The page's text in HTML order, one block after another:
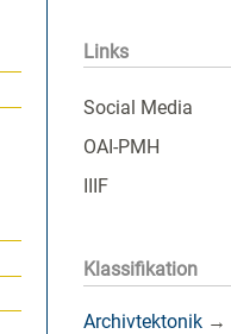
Links
Social Media
OAI-PMH
IIIF
Klassifikation
Archivtektonik →